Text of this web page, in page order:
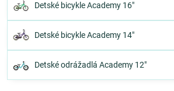
Detské bicykle Academy 16"
Detské bicykle Academy 14"
Detské odrážadlá Academy 12"